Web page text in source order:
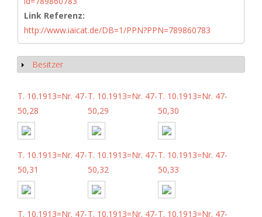
Link Referenz:
http://www.iaicat.de/DB=1/PPN?PPN=789860783
Anzeigen
Besitzer
T. 10.1913=Nr. 47-
50,28
T. 10.1913=Nr. 47-
50,29
T. 10.1913=Nr. 47-
50,30
T. 10.1913=Nr. 47-
50,31
T. 10.1913=Nr. 47-
50,32
T. 10.1913=Nr. 47-
50,33
T. 10.1913=Nr. 47-T. 10.1913=Nr. 47-T. 10.1913=Nr. 47-